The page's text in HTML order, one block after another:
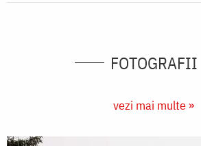
FOTOGRAFII
vezi mai multe »